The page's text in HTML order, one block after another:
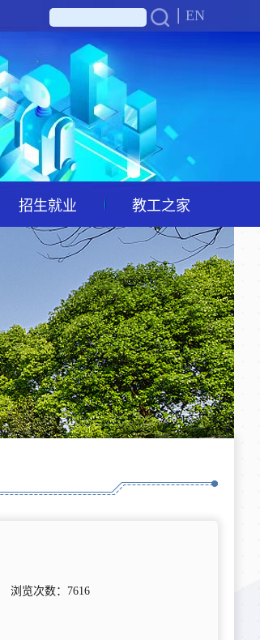
EN
招生就业 教工之家
浏览次数： 7616